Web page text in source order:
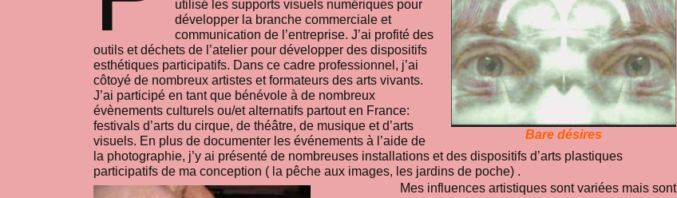
Bare désires
utilisé les supports visuels numériques pour
développer la branche commerciale et
communication de l’entreprise. J’ai profité des
outils et déchets de l’atelier pour développer des dispositifs
esthétiques participatifs. Dans ce cadre professionnel, j’ai
côtoyé de nombreux artistes et formateurs des arts vivants.
J’ai participé en tant que bénévole à de nombreux
évènements culturels ou/et alternatifs partout en France:
festivals d’arts du cirque, de théâtre, de musique et d’arts
visuels. En plus de documenter les événements à l’aide de
la photographie, j’y ai présenté de nombreuses installations et des dispositifs d’arts plastiques
participatifs de ma conception ( la pêche aux images, les jardins de poche) .
Mes influences artistiques sont variées mais sont